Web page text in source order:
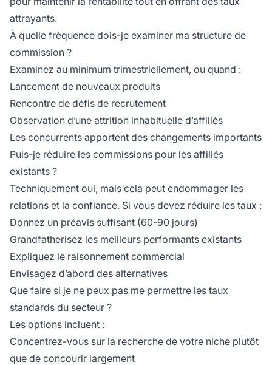
attrayants.
À quelle fréquence dois-je examiner ma structure de
commission ?
Examinez au minimum trimestriellement, ou quand :
Lancement de nouveaux produits
Rencontre de défis de recrutement
Observation d’une attrition inhabituelle d’affiliés
Les concurrents apportent des changements importants
Puis-je réduire les commissions pour les affiliés
existants ?
Techniquement oui, mais cela peut endommager les
relations et la confiance. Si vous devez réduire les taux :
Donnez un préavis suffisant (60-90 jours)
Grandfatherisez les meilleurs performants existants
Expliquez le raisonnement commercial
Envisagez d’abord des alternatives
Que faire si je ne peux pas me permettre les taux
standards du secteur ?
Les options incluent :
Concentrez-vous sur la recherche de votre niche plutôt
que de concourir largement